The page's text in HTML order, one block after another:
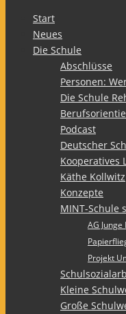
Start
Neues
Die Schule
Abschlüsse
Personen:
Die Schule
Podcast
Deutscher
Kooperatives
Käthe Kollwitz
Konzepte
MINT-Schule
AG
Projekt
Kleine
Große